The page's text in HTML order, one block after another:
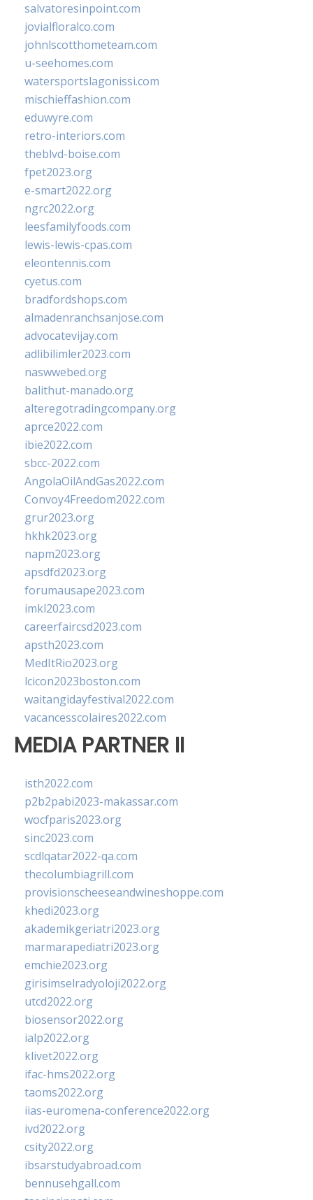
salvatoresinpoint.com
jovialfloralco.com
johnlscotthometeam.com
u-seehomes.com
watersportslagonissi.com
mischieffashion.com
eduwyre.com
retro-interiors.com
theblvd-boise.com
fpet2023.org
e-smart2022.org
ngrc2022.org
leesfamilyfoods.com
lewis-lewis-cpas.com
eleontennis.com
cyetus.com
bradfordshops.com
almadenranchsanjose.com
advocatevijay.com
adlibilimler2023.com
naswwebed.org
balithut-manado.org
alteregotradingcompany.org
aprce2022.com
ibie2022.com
sbcc-2022.com
AngolaOilAndGas2022.com
Convoy4Freedom2022.com
grur2023.org
hkhk2023.org
napm2023.org
apsdfd2023.org
forumausape2023.com
imkl2023.com
careerfaircsd2023.com
apsth2023.com
MedItRio2023.org
lcicon2023boston.com
waitangidayfestival2022.com
vacancesscolaires2022.com
MEDIA PARTNER II
isth2022.com
p2b2pabi2023-makassar.com
wocfparis2023.org
sinc2023.com
scdlqatar2022-qa.com
thecolumbiagrill.com
provisionscheeseandwineshoppe.com
khedi2023.org
akademikgeriatri2023.org
marmarapediatri2023.org
emchie2023.org
girisimselradyoloji2022.org
utcd2022.org
biosensor2022.org
ialp2022.org
klivet2022.org
ifac-hms2022.org
taoms2022.org
iias-euromena-conference2022.org
ivd2022.org
csity2022.org
ibsarstudyabroad.com
bennusehgall.com